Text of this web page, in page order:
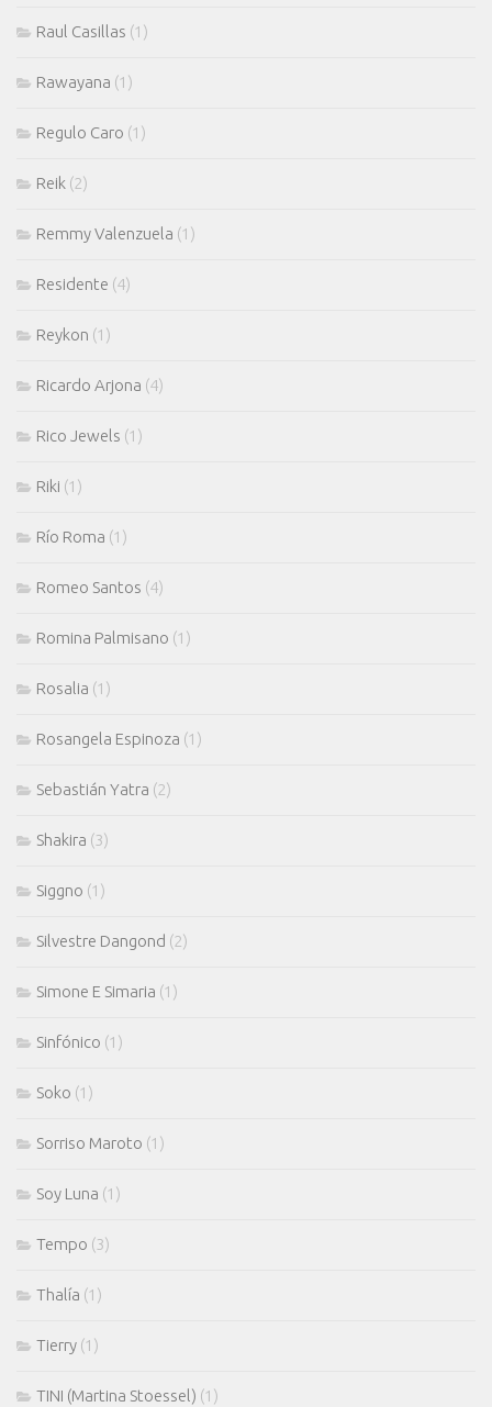
Raul Casillas (1)
Rawayana (1)
Regulo Caro (1)
Reik (2)
Remmy Valenzuela (1)
Residente (4)
Reykon (1)
Ricardo Arjona (4)
Rico Jewels (1)
Riki (1)
Río Roma (1)
Romeo Santos (4)
Romina Palmisano (1)
Rosalia (1)
Rosangela Espinoza (1)
Sebastián Yatra (2)
Shakira (3)
Siggno (1)
Silvestre Dangond (2)
Simone E Simaria (1)
Sinfónico (1)
Soko (1)
Sorriso Maroto (1)
Soy Luna (1)
Tempo (3)
Thalía (1)
Tierry (1)
TINI (Martina Stoessel) (1)